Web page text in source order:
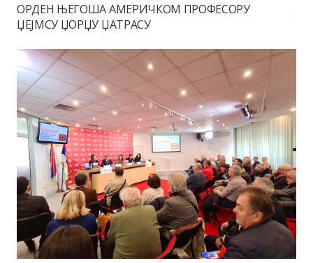
ОРДЕН ЊЕГОША АМЕРИЧКОМ ПРОФЕСОРУ
ЏЕЈМСУ ЏОРЏУ ЏАТРАСУ